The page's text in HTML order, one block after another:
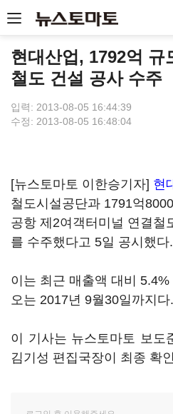
현대산업, 1792억 규
철도 건설 공사 수주
입력: 2013-08-05 16:44:39
수정: 2013-08-05 16:48:04
[뉴스토마토 이한승기자] 현
철도시설공단과 1791억
공항 제2여객터미널 연결철
를 수주했다고 5일 공시했다.
이는 최근 매출액 대비
오는 2017년 9월30일까지다.
이 기사는 뉴스토마토 보도
김기성 편집국장이 최종 확